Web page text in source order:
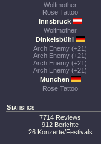
Wolfmother
Rose Tattoo
Innsbruck
Wolfmother
Dinkelsbühl
Arch Enemy (+21)
Arch Enemy (+21)
Arch Enemy (+21)
Arch Enemy (+21)
München
Rose Tattoo
Statistics
7714 Reviews
912 Berichte
26 Konzerte/Festivals